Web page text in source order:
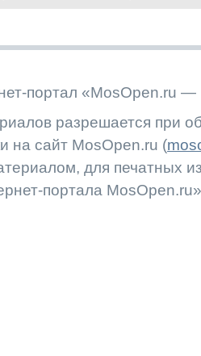
портал «MosOpen.ru —
разрешается при
на сайт MosOpen.ru (
для печатных
портала